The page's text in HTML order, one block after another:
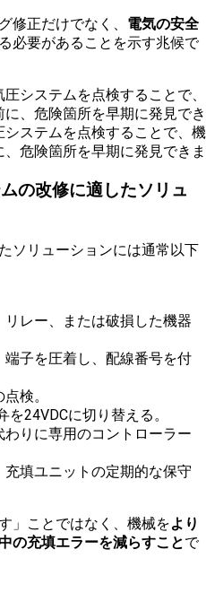
修正だけでなく、 電気の安全
必要があることを示す兆候で
ステムを点検することで、
危険箇所を早期に発見でき
の改修に適したソリュ
ソリューションには通常以下
レー、または破損した機器
子を圧着し、配線番号を付
検。
24VDCに切り替える。
りに専用のコントローラー
填ユニットの定期的な保守
」ことではなく、機械をより
の充填エラーを減らすことで